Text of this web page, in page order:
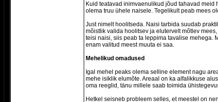
Kuid teatavad inimvaenulikud jõud tahavad
olema truu ühele naisele. Tegelikult peab mees
Just nimelt hoolitseda. Naisi tarbida suudab
mõistlik valida hoolitsev ja elutervelt mõtlev
teisi naisi, siis peab ta leppima tavalise mehega.
enam valitud meest muuta ei saa.
Mehelikud omadused
Igal mehel peaks olema selline element nagu
mehe isiklik elumõte. Areaal on ka alfalikkuse
oma reeglid, tänu millele saab toimida
Hetkel seisneb probleem selles, et meestel on